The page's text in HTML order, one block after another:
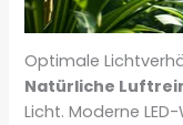
Optimale
Natürliche
Licht. Moderne